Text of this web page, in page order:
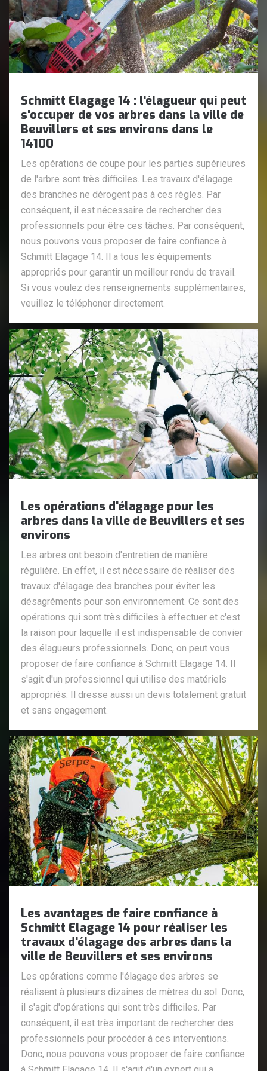
Schmitt Elagage 14 : l'élagueur qui peut
s'occuper de vos arbres dans la ville de
Beuvillers et ses environs dans le
14100
Les opérations de coupe pour les parties supérieures
de l'arbre sont très difficiles. Les travaux d'élagage
des branches ne dérogent pas à ces règles. Par
conséquent, il est nécessaire de rechercher des
professionnels pour être ces tâches. Par conséquent,
nous pouvons vous proposer de faire confiance à
Schmitt Elagage 14. Il a tous les équipements
appropriés pour garantir un meilleur rendu de travail.
Si vous voulez des renseignements supplémentaires,
veuillez le téléphoner directement.
Les opérations d'élagage pour les
arbres dans la ville de Beuvillers et ses
environs
Les arbres ont besoin d'entretien de manière
régulière. En effet, il est nécessaire de réaliser des
travaux d'élagage des branches pour éviter les
désagréments pour son environnement. Ce sont des
opérations qui sont très difficiles à effectuer et c'est
la raison pour laquelle il est indispensable de convier
des élagueurs professionnels. Donc, on peut vous
proposer de faire confiance à Schmitt Elagage 14. Il
s'agit d'un professionnel qui utilise des matériels
appropriés. Il dresse aussi un devis totalement gratuit
et sans engagement.
Les avantages de faire confiance à
Schmitt Elagage 14 pour réaliser les
travaux d'élagage des arbres dans la
ville de Beuvillers et ses environs
Les opérations comme l'élagage des arbres se
réalisent à plusieurs dizaines de mètres du sol. Donc,
il s'agit d'opérations qui sont très difficiles. Par
conséquent, il est très important de rechercher des
professionnels pour procéder à ces interventions.
Donc, nous pouvons vous proposer de faire confiance